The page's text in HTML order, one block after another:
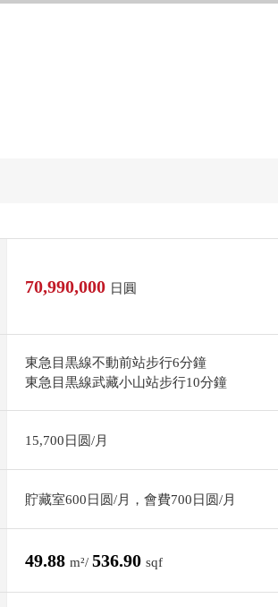
70,990,000 日圓
東急目黒線不動前站步行6分鐘
東急目黒線武藏小山站步行10分鐘
15,700日圆/月
貯藏室600日圆/月，會費700日圆/月
49.88 m²/ 536.90 sqf